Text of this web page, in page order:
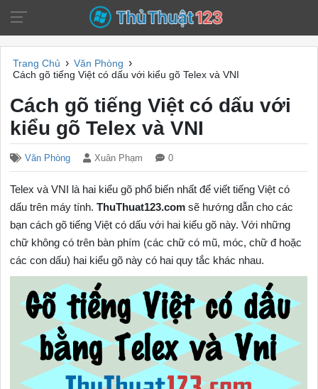
Trang Chủ › Văn Phòng ›
Cách gõ tiếng Việt có dấu với kiểu gõ Telex và VNI
Cách gõ tiếng Việt có dấu với
kiểu gõ Telex và VNI
Văn Phòng Xuân Phạm 0
Telex và VNI là hai kiểu gõ phổ biến nhất để viết tiếng Việt có
dấu trên máy tính.ThuThuat123.com sẽ hướng dẫn cho các
bạn cách gõ tiếng Việt có dấu với hai kiểu gõ này. Với những
chữ không có trên bàn phím (các chữ có mũ, móc, chữ đ hoặc
các con dấu) hai kiểu gõ này có hai quy tắc khác nhau.